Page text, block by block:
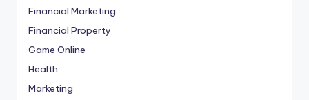
Financial Marketing
Financial Property
Game Online
Health
Marketing